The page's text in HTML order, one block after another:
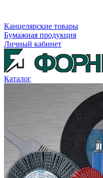
Канцелярские товары
Бумажная продукция
Личный кабинет
Каталог